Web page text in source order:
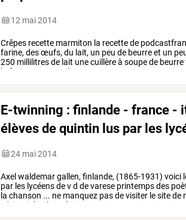
12 mai 2014
Crêpes recette marmiton la recettede
farine, desœufs, du lait, un peu de beurreet un
250 millilitresde lait unecuillèreà soupede beurre
la
farine le
E-twinning : finlande - france -
élèvesdequintin lus par les
24 mai 2014
Axel waldemargallen, finlande, (1865-1931) voici
par les lycéensdevd devarese printempsdes
la chanson ... ne manquez pasdevisiter lesitede
m'aimait
la plage était